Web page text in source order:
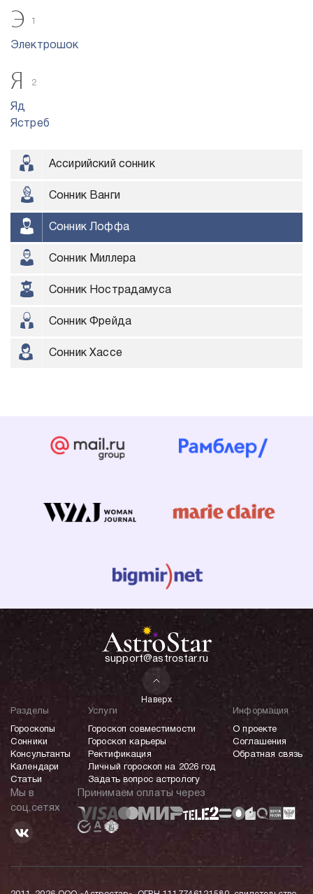
Э 1
Электрошок
Я 2
Яд
Ястреб
Ассирийский сонник
Сонник Ванги
Сонник Лоффа
Сонник Миллера
Сонник Нострадамуса
Сонник Фрейда
Сонник Хассе
support@astrostar.ru
Наверх
Разделы
Гороскопы
Сонники
Консультанты
Календари
Статьи
Услуги
Гороскоп совместимости
Гороскоп карьеры
Ректификация
Личный гороскоп на 2026 год
Задать вопрос астрологу
Информация
О проекте
Соглашения
Обратная связь
Мы в
соц.сетях
Принимаем оплаты через